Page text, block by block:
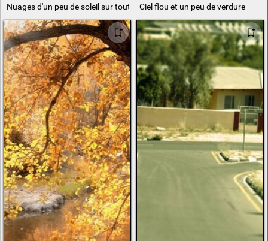
Nuages d'un peu de soleil sur toute l'image au-dessus du lac
Ciel flou et un peu de verdure